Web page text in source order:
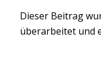
Dieser Beitrag
überarbeitet und